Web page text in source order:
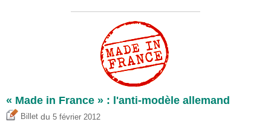
« Made in France » : l'anti-modèle allemand
Billet du 5 février 2012